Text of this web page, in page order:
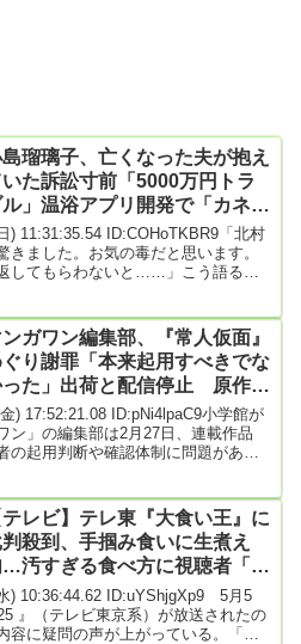
瑠璃子、亡くなった夫が抱え
た訴訟寸前「5000万円トラ
ル」温浴アプリ開発で「カネが
た！」
11:31:35.54 ID:COHoTKBR9「北村
ました。お気の毒だと思います。
してもらわないと……」こう語るの
北村さんの死亡が確認された。小
う。（略）「ベンチャーキャピタル
も...
ガワン編集部、『常人仮面』
り謝罪「本来起用すべきでな
った」出荷と配信停止 原作者
事罰受けた『堕天作戦』山本
氏
) 17:52:21.08 ID:pNi4lpaC9小学館が
ン」の編集部は2月27日、連載作品
の起用判断や確認体制に問題があっ
ば原作者として起用すべきではあり
や読者、関係者に謝罪した。●「原作
テレビ】テレ東『大食い王』に
殺到、手掴み食いに生煮え
…汚すぎる食べ方に視聴者「食
せた」
) 10:36:44.62 ID:uYShjgXp9 5月5
』（テレビ東京系）が放送されたの
に疑問の声が上がっている。「食